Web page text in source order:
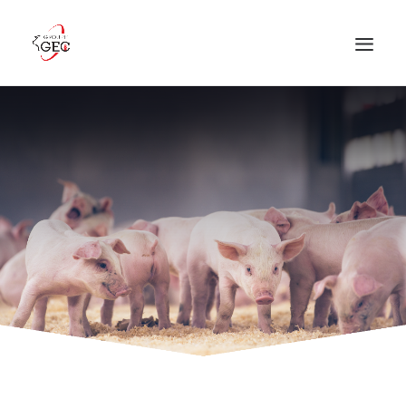
PRODUCTION PORCINE
PRODUITS ET SERVICES
OFFRES D’EMPLOI
NOUS JOINDRE
NOUVELLES